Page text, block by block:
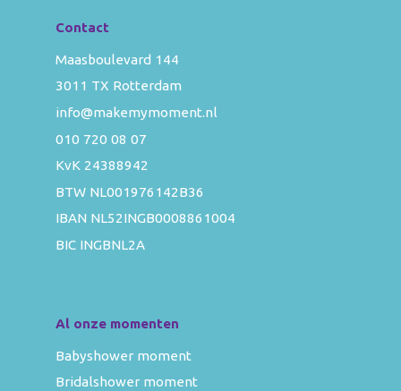
Contact
Maasboulevard 144
3011 TX Rotterdam
info@makemymoment.nl
010 720 08 07
KvK 24388942
BTW NL001976142B36
IBAN NL52INGB0008861004
BIC INGBNL2A
Al onze momenten
Babyshower moment
Bridalshower moment